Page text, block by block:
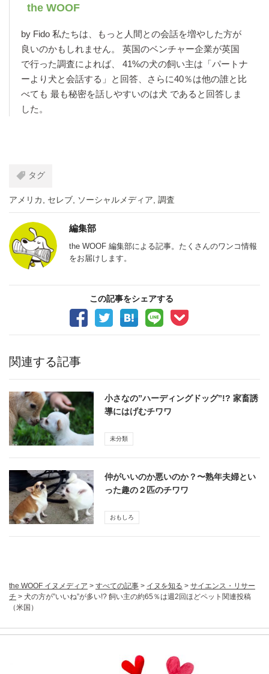
the WOOF
by Fido 私たちは、もっと人間との会話を増やした方が
良いのかもしれません。 英国のベンチャー企業が英国
で行った調査によれば、 41%の犬の飼い主は「パートナ
ーより犬と会話する」と回答、さらに40％は他の誰と比
べても 最も秘密を話しやすいのは犬 であると回答しま
した。
タグ
アメリカ セレブ ソーシャルメディア 調査
編集部
the WOOF 編集部による記事。たくさんのワンコ情報
をお届けします。
この記事をシェアする
関連する記事
小さなの”ハーディングドッグ”!? 家畜誘
導にはげむチワワ
未分類
仲がいいのか悪いのか？〜熟年夫婦とい
った趣の２匹のチワワ
おもしろ
the WOOF イヌメディア > すべての記事 > イヌを知る > サイエンス・リサー
チ > 犬の方が”いいね”が多い!? 飼い主の約65％は週2回ほどペット関連投稿
（米国）